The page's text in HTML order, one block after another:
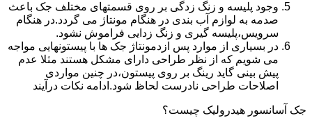
وجود پلیسه و زنگ زدگی بر روی قسمتهای مختلف جک باعث
صدمه به لوازم آب بندی در هنگام مونتاژ می گردد.در هنگام
سرویس،پلیسه گیری و زنگ زدایی فراموش نشود.
در بسیاری از موارد پس ازدمونتاژ جک ها با پیستونهایی مواجه
می شویم که از نظر طراحی دارای مشکل هستند مثلا عدم
پیش بینی گاید رینگ بر روی پیستون،در چنین مواردی
اصلاحات طراحی نادرست لحاظ شود.ادامه نکات درآیند
جک آسانسور هیدرولیک چیست؟